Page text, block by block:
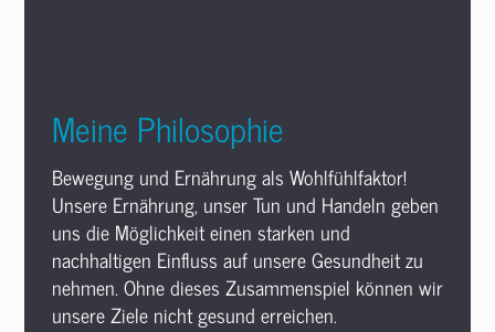
Meine Philosophie
Bewegung und Ernährung als Wohlfühlfaktor!
Unsere Ernährung, unser Tun und Handeln geben
uns die Möglichkeit einen starken und
nachhaltigen Einfluss auf unsere Gesundheit zu
nehmen. Ohne dieses Zusammenspiel können wir
unsere Ziele nicht gesund erreichen.